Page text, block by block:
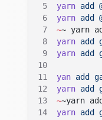
yarn add
yarn add
~~ yarn
yarn add
yarn add
yan add
yarn add
~~yarn
yarn add